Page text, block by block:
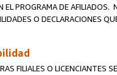
EL PROGRAMA DE
O DECLARACIONES
FILIALES O LICENCIANTES